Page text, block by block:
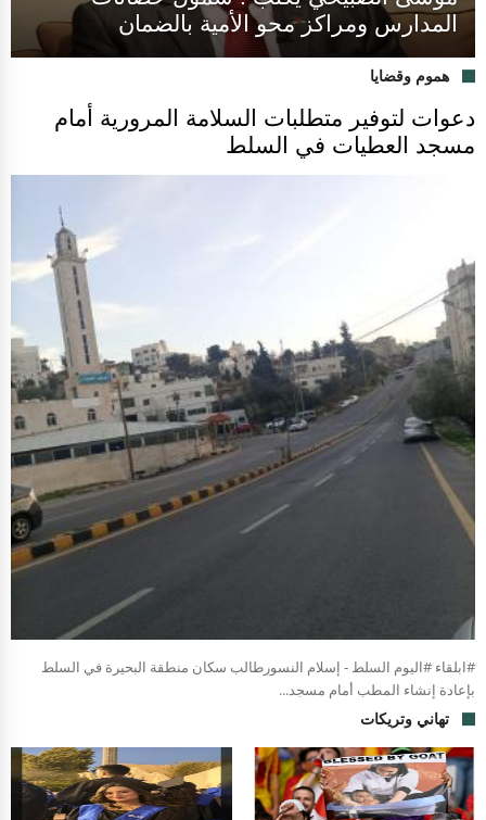
المدارس ومراكز محو الأمية بالضمان
هموم وقضايا
دعوات لتوفير متطلبات السلامة المرورية أمام
مسجد العطيات في السلط
#ابلقاء #اليوم السلط - إسلام النسورطالب سكان منطقة البحيرة في السلط
بإعادة إنشاء المطب أمام مسجد...
تهاني وتريكات